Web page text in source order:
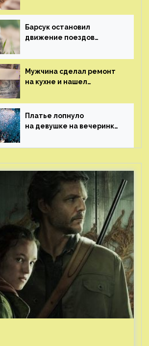
с ее неудачной
фотографией
Барсук остановил
движение поездов
Мужчина сделал ремонт
на кухне и нашел
возрастом 400 лет
Платье лопнуло
на девушке на вечеринке